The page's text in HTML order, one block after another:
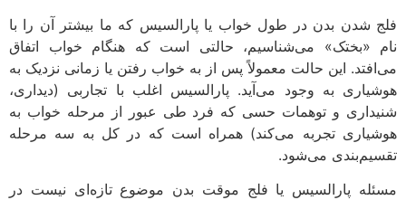
فلج شدن بدن در طول خواب یا پارالسیس که ما بیشتر آن را با
نام «بختک» می‌شناسیم، حالتی است که هنگام خواب اتفاق
می‌افتد. این حالت معمولاً پس از به خواب رفتن یا زمانی نزدیک به
هوشیاری به وجود می‌آید. پارالسیس اغلب با تجاربی (دیداری،
شنیداری و توهمات حسی که فرد طی عبور از مرحله‌ خواب به
هوشیاری تجربه می‌کند) همراه است که در کل به سه مرحله
تقسیم‌بندی می‌شود.
مسئله‌ پارالسیس یا فلج موقت بدن موضوع تازه‌ای نیست در